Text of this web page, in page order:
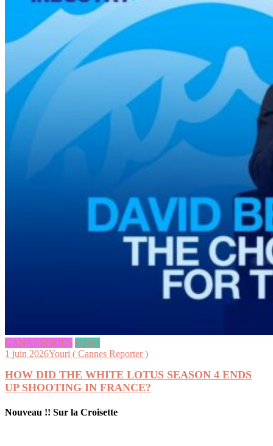
CANNESERIES videos
1 juin 2026Youri ( Cannes Reporter )
HOW DID THE WHITE LOTUS SEASON 4 ENDS
UP SHOOTING IN FRANCE?
Nouveau !! Sur la Croisette